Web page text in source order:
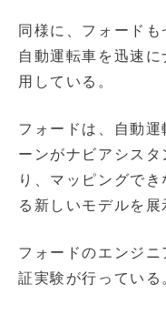
同様に、フォード
自動運転車を迅速
用している。
フォードは、自動
ーンがナビアシス
り、マッピングで
る新しいモデルを展
フォードのエンジ
証実験が行っている